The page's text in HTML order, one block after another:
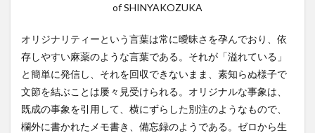
of SHINYAKOZUKA
オリジナリティーという言葉は常に曖昧さを孕んでおり、依
存しやすい麻薬のような言葉である。それが「溢れている」
と簡単に発信し、それを回収できないまま、素知らぬ様子で
文節を結ぶことは屡々見受けられる。オリジナルな事象は、
既成の事象を引用して、横にずらした別注のようなもので、
欄外に書かれたメモ書き、備忘録のようである。ゼロから生